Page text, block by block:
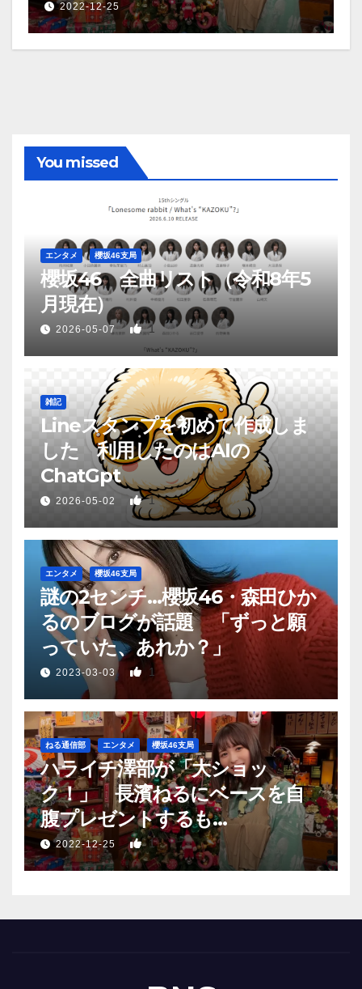
2022-12-25
You missed
エンタメ 櫻坂46支局
櫻坂46 全曲リスト（令和8年5
月現在）
2026-05-07 1
雑記
Lineスタンプを初めて作成しま
した 利用したのはAIの
ChatGpt
2026-05-02 1
エンタメ 櫻坂46支局
謎の2センチ…櫻坂46・森田ひか
るのブログが話題 「ずっと願
っていた、あれか？」
2023-03-03 1
ねる通信部 エンタメ 櫻坂46支局
ハライチ澤部が「大ショッ
ク！」 長濱ねるにベースを自
腹プレゼントするも…
2022-12-25 1